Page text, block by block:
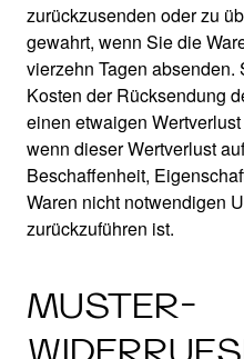
zurückzusenden oder zu
gewahrt, wenn Sie die
vierzehn Tagen
Kosten der Rücksendung
einen etwaigen
wenn dieser Wertverlust
Beschaffenheit,
Waren nicht notwendigen
zurückzuführen ist.
MUSTER-